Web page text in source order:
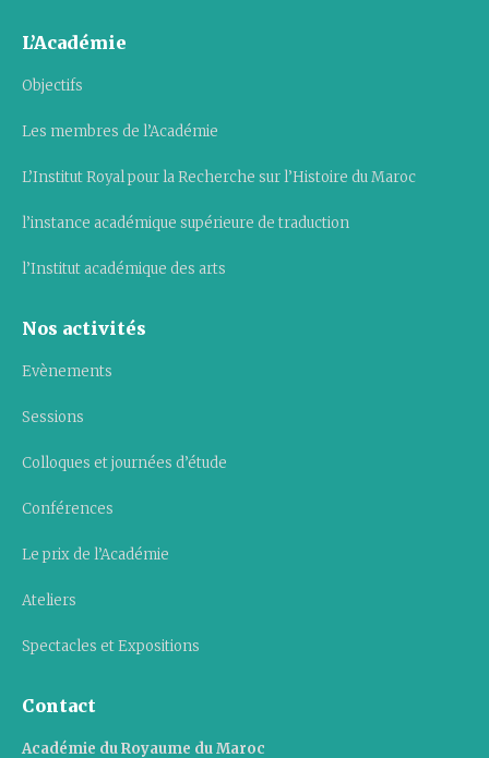
L’Académie
Objectifs
Les membres de l’Académie
L’Institut Royal pour la Recherche sur l’Histoire du Maroc
l’instance académique supérieure de traduction
l’Institut académique des arts
Nos activités
Evènements
Sessions
Colloques et journées d’étude
Conférences
Le prix de l’Académie
Ateliers
Spectacles et Expositions
Contact
Académie du Royaume du Maroc